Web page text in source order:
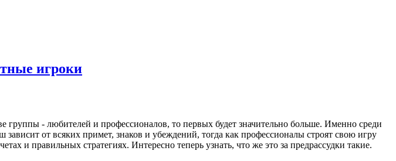
игроки
группы - любителей и профессионалов, то первых будет значительно больше. Именно среди
зависит от всяких примет, знаков и убеждений, тогда как профессионалы строят свою игру
и правильных стратегиях. Интересно теперь узнать, что же это за предрассудки такие.